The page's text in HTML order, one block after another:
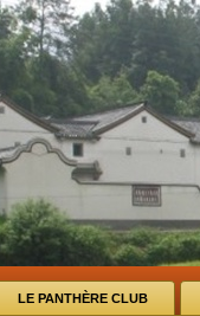
LE PANTHÈRE CLUB